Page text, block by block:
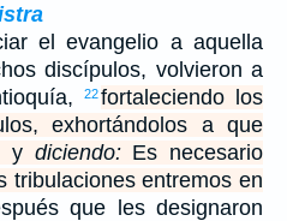
el evangelio a aquella
discípulos, volvieron a
22fortaleciendo los
exhortándolos a que
y diciendo:Es necesario
tribulaciones entremos en
que les designaron